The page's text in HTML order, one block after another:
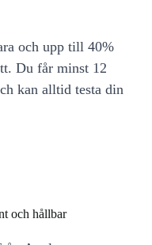
och upp till 40%
Du får minst 12
kan alltid testa din
och hållbar